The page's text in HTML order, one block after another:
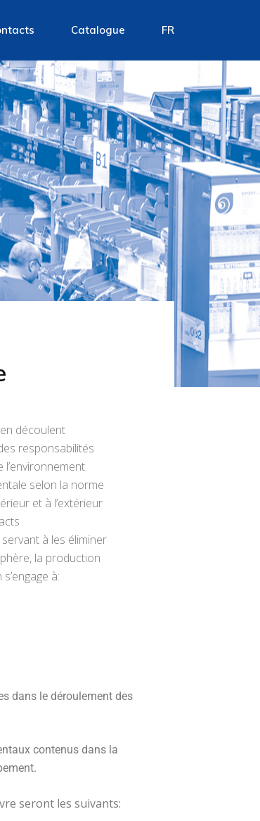
Catalogue FR
EN
IT
FR
DE
ES
découlent
responsabilités
selon la norme
et à l’extérieur
à les éliminer
la production
à:
dans le déroulement des
contenus dans la
seront les suivants: